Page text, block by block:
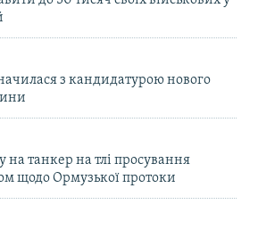
з кандидатурою нового
на танкер на тлі просування
щодо Ормузької протоки